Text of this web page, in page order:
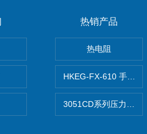
热销产品
热电阻
3051CD系列压力变送器